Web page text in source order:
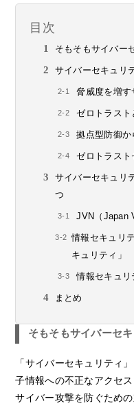
目次
そもそもサイバー
サイバーセキュリ
脅威度を増す
ゼロトラスト
拠点型防御
ゼロトラスト
サイバーセキュリ
つ
JVN（Japan
情報セキュリ
キュリティ」
情報セキュリ
まとめ
そもそもサイバーセ
「サイバーセキュリティ
子情報への不正なアクセ
サイバー攻撃を防ぐため